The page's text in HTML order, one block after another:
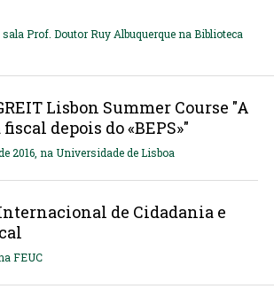
sala Prof. Doutor Ruy Albuquerque na Biblioteca
Lisbon Summer Course "A
depois do «BEPS»"
2016, na Universidade de Lisboa
de Cidadania e
FEUC